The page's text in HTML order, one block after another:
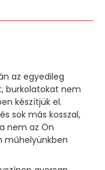
az egyedileg
burkolatokat nem
készítjük el.
sok más kosszal,
nem az Ön
műhelyünkben